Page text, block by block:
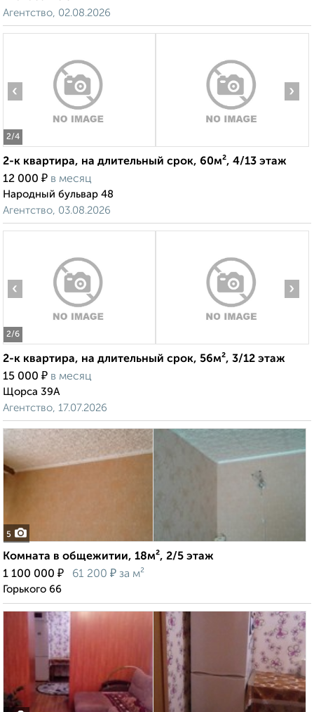
Агентство, 02.08.2026
2/4
‹ ›
2-к квартира, на длительный срок, 60м², 4/13 этаж
12 000 ₽ в месяц
Народный бульвар 48
Агентство, 03.08.2026
2/6
‹ ›
2-к квартира, на длительный срок, 56м², 3/12 этаж
15 000 ₽ в месяц
Щорса 39А
Агентство, 17.07.2026
5
Комната в общежитии, 18м², 2/5 этаж
1 100 000 ₽ 61 200 ₽ за м²
Горького 66